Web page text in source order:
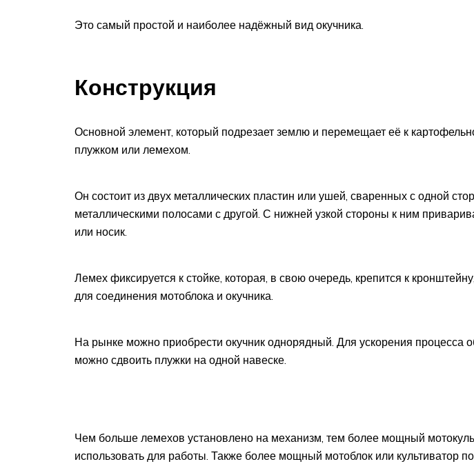
Это самый простой и наиболее надёжный вид окучника.
Конструкция
Основной элемент, который подрезает землю и перемещает её к
плужком или лемехом.
Он состоит из двух металлических пластин или ушей, сваренных с одной
металлическими полосами с другой. С нижней узкой стороны к ним
или носик.
Лемех фиксируется к стойке, которая, в свою очередь, крепится к
для соединения мотоблока и окучника.
На рынке можно приобрести окучник однорядный. Для ускорения процесса
можно сдвоить плужки на одной навеске.
Чем больше лемехов установлено на механизм, тем более мощный
использовать для работы. Также более мощный мотоблок или культиватор